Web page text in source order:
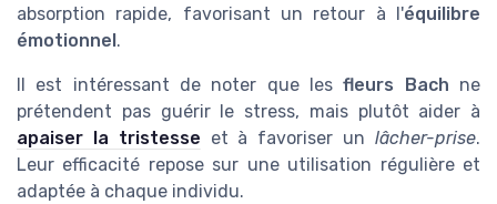
absorption rapide, favorisant un retour à l'équilibre
émotionnel .
Il est intéressant de noter que lesfleurs Bach ne
prétendent pas guérir le stress, mais plutôt aider à
apaiser la tristesse et à favoriser unlâcher-prise.
Leur efficacité repose sur une utilisation régulière et
adaptée à chaque individu.